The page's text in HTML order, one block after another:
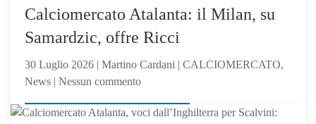
Sarri,
l’Atalanta:
il
chiama
CALCIOMERCATO, News
Calciomercato Atalanta: il Milan, su
Samardzic, offre Ricci
30 Luglio 2026 | Martino Cardani | CALCIOMERCATO,
News | Nessun commentosu
Atalanta: